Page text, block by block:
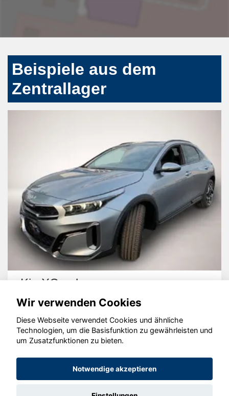
Beispiele aus dem
Zentrallager
© konjunkturmotor.de GmbH 2020 - 2026
Wir verwenden Cookies
Diese Webseite verwendet Cookies und ähnliche
Technologien, um die Basisfunktion zu gewährleisten und
um Zusatzfunktionen zu bieten.
Notwendige akzeptieren